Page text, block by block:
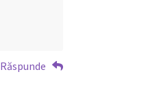
Răspunde